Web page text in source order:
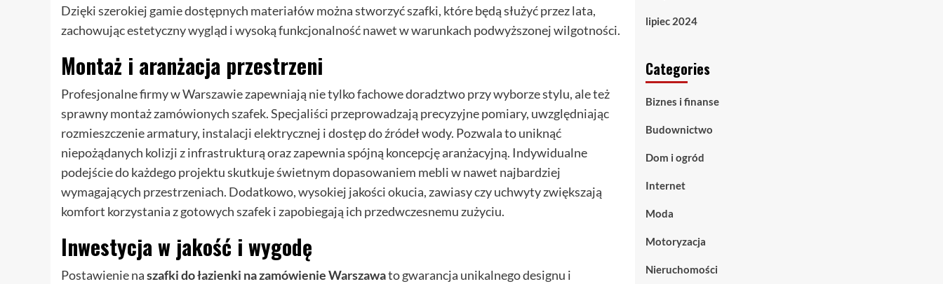
Dzięki szerokiej gamie dostępnych materiałów można stworzyć szafki, które będą służyć przez lata,
zachowując estetyczny wygląd i wysoką funkcjonalność nawet w warunkach podwyższonej wilgotności.
Montaż i aranżacja przestrzeni
Profesjonalne firmy w Warszawie zapewniają nie tylko fachowe doradztwo przy wyborze stylu, ale też
sprawny montaż zamówionych szafek. Specjaliści przeprowadzają precyzyjne pomiary, uwzględniając
rozmieszczenie armatury, instalacji elektrycznej i dostęp do źródeł wody. Pozwala to uniknąć
niepożądanych kolizji z infrastrukturą oraz zapewnia spójną koncepcję aranżacyjną. Indywidualne
podejście do każdego projektu skutkuje świetnym dopasowaniem mebli w nawet najbardziej
wymagających przestrzeniach. Dodatkowo, wysokiej jakości okucia, zawiasy czy uchwyty zwiększają
komfort korzystania z gotowych szafek i zapobiegają ich przedwczesnemu zużyciu.
Inwestycja w jakość i wygodę
Postawienie naszafki do łazienki na zamówienie Warszawato gwarancja unikalnego designu i
lipiec 2024
Categories
Biznes i finanse
Budownictwo
Dom i ogród
Internet
Moda
Motoryzacja
Nieruchomości